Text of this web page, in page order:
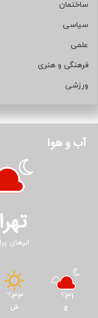
ساختمان
سیاسی
علمی
فرهنگی و هنری
ورزشی
آب و هوا
ابرهای
31
℃
ج
33
℃
ش